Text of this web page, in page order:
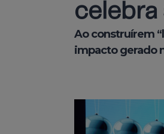
celebra
Ao construírem
impacto gerado